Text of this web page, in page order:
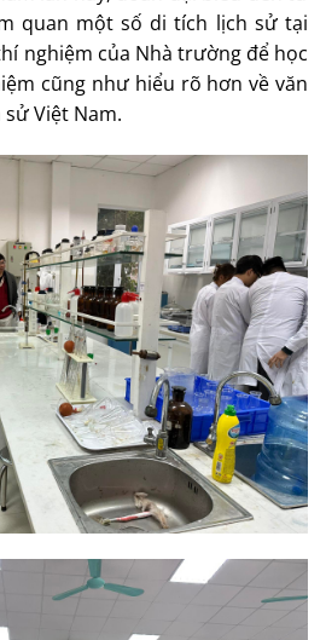
quan một số di tích lịch sử tại
nghiệm của Nhà trường để học
cũng như hiểu rõ hơn về văn
Việt Nam.